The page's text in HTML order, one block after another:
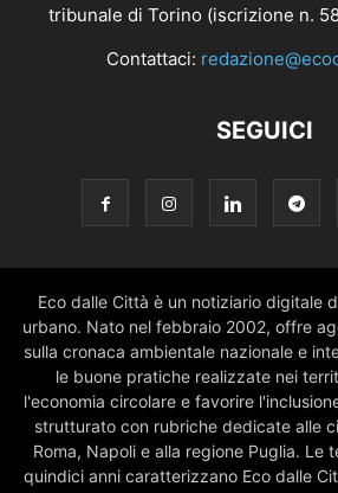
tribunale di Torino (iscrizione n.
Contattaci:
SEGUICI
Eco dalle Città è un notiziario digitale
urbano. Nato nel febbraio 2002, offre
sulla cronaca ambientale nazionale e
le buone pratiche realizzate nei
l'economia circolare e favorire
strutturato con rubriche dedicate alle
Roma, Napoli e alla regione Puglia. Le
quindici anni caratterizzano Eco dalle